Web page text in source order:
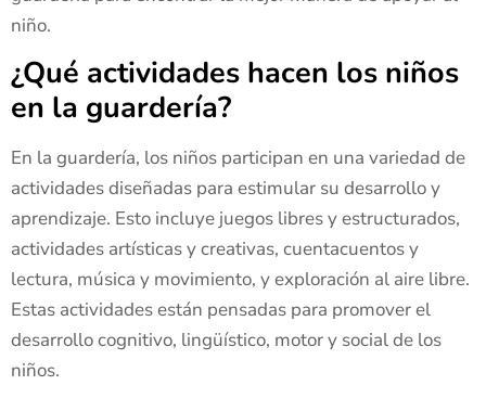
niño.
¿Qué actividades hacen los niños
en la guardería?
En la guardería, los niños participan en una variedad de
actividades diseñadas para estimular su desarrollo y
aprendizaje. Esto incluye juegos libres y estructurados,
actividades artísticas y creativas, cuentacuentos y
lectura, música y movimiento, y exploración al aire libre.
Estas actividades están pensadas para promover el
desarrollo cognitivo, lingüístico, motor y social de los
niños.